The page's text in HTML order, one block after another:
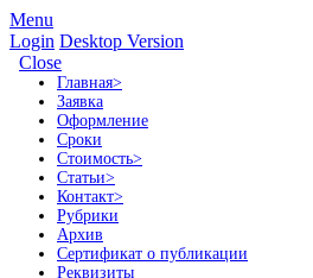
Menu
Login Desktop Version
Close
Главная>
Заявка
Оформление
Сроки
Стоимость>
Статьи>
Контакт>
Рубрики
Архив
Сертификат о публикации
Реквизиты